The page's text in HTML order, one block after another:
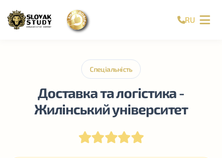
RU
Спеціальність
Доставка та логістика -
Жилінський університет